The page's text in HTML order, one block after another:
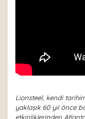
Lionsteel, kendi
yaklaşık 60 yıl önce
etkinliklerinden